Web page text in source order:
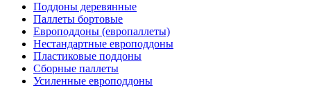
Поддоны деревянные
Паллеты бортовые
Европоддоны (европаллеты)
Нестандартные европоддоны
Пластиковые поддоны
Сборные паллеты
Усиленные европоддоны